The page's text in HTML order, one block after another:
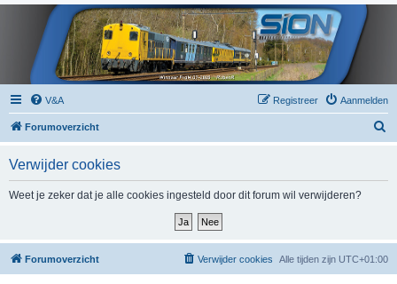
V&A Aanmelden
Registreer
Forumoverzicht
Verwijder cookies
Weet je zeker dat je alle cookies ingesteld door dit forum wil verwijderen?
Forumoverzicht Alle tijden zijn UTC+01:00
Verwijder cookies